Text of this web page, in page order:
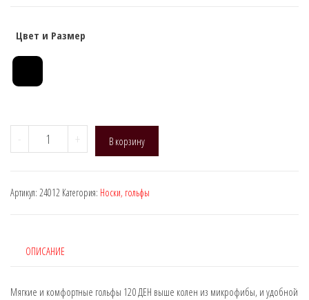
Цвет и Размер
-
Количество
товара
DEN:
+ В корзину
Артикул: 24012 Категория: Носки, гольфы
ОПИСАНИЕ
Мягкие и комфортные гольфы 120 ДЕН выше колен из микрофибы, и удобной